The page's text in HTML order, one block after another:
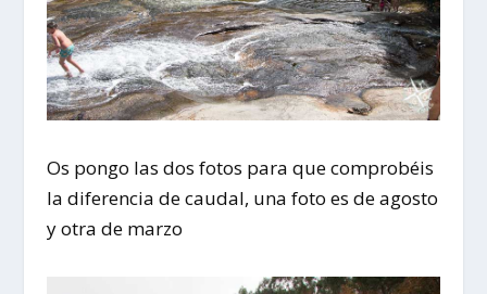
Os pongo las dos fotos para que comprobéis
la diferencia de caudal, una foto es de agosto
y otra de marzo